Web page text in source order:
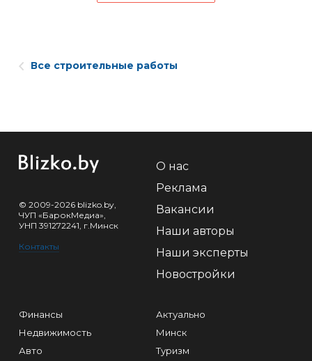
Все строительные работы
© 2009-2026 blizko.by,
ЧУП «БарокМедиа»,
УНП 391272241, г.Минск
Контакты
О нас
Реклама
Вакансии
Наши авторы
Наши эксперты
Новостройки
Финансы
Недвижимость
Авто
Актуально
Минск
Туризм